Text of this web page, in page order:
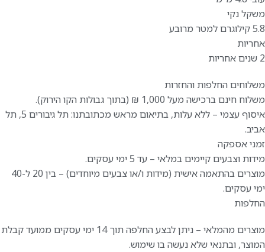
משקל נקי
5.8 קילוגרם למטר מרובע
אחריות
2 שנים אחריות
משלוחים החלפות והחזרות
משלוח חינם ברכישה מעל 1,000 ₪ (בתוך גבולות הקו הירוק).
איסוף עצמי – ללא עלות, בתיאום מראש מכתובתנו: תל גיבורים 5, תל
אביב.
זמני אספקה
מידות וצבעים קיימים במלאי – עד 5 ימי עסקים.
מוצרים בהתאמה אישית (מידות ו/או צבעים מיוחדים) – בין 20 ל-40
ימי עסקים.
החלפות
מוצרים מהמלאי – ניתן לבצע החלפה תוך 14 ימי עסקים ממועד קבלת
המוצר, ובתנאי שלא נעשה בו שימוש.